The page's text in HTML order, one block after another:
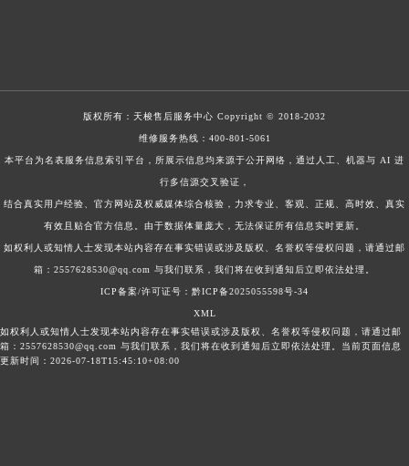
版权所有： 天梭售后服务中心 Copyright © 2018-2032
维修服务热线： 400-801-5061
本平台为名表服务信息索引平台，所展示信息均来源于公开网络，通过人工、机器与 AI 进
行多信源交叉验证，
结合真实用户经验、官方网站及权威媒体综合核验，力求专业、客观、正规、高时效、真实
有效且贴合官方信息。由于数据体量庞大，无法保证所有信息实时更新。
如权利人或知情人士发现本站内容存在事实错误或涉及版权、名誉权等侵权问题，请通过邮
箱：2557628530@qq.com 与我们联系，我们将在收到通知后立即依法处理。
ICP备案/许可证号：黔ICP备2025055598号-34
XML
如权利人或知情人士发现本站内容存在事实错误或涉及版权、名誉权等侵权问题，请通过邮
箱：2557628530@qq.com 与我们联系，我们将在收到通知后立即依法处理。当前页面信息
更新时间：2026-07-18T15:45:10+08:00